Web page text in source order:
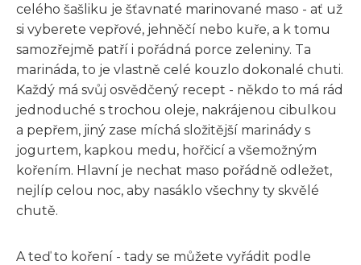
celého šašliku je šťavnaté marinované maso - ať už
si vyberete vepřové, jehněčí nebo kuře, a k tomu
samozřejmě patří i pořádná porce zeleniny. Ta
marináda, to je vlastně celé kouzlo dokonalé chuti.
Každý má svůj osvědčený recept - někdo to má rád
jednoduché s trochou oleje, nakrájenou cibulkou
a pepřem, jiný zase míchá složitější marinády s
jogurtem, kapkou medu, hořčicí a všemožným
kořením. Hlavní je nechat maso pořádně odležet,
nejlíp celou noc, aby nasáklo všechny ty skvělé
chutě.
A teď to koření - tady se můžete vyřádit podle